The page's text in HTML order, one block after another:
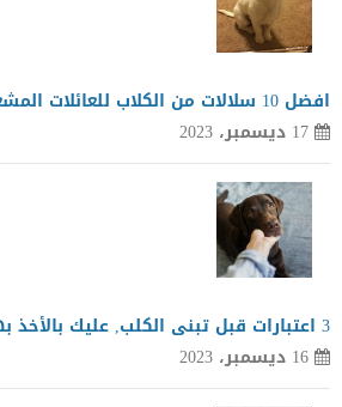
افضل 10 سلالات من الكلاب للعائلات المشغولة
17 ديسمبر، 2023
3 اعتبارات قبل تبنى الكلب, عليك بالأخذ بهم
16 ديسمبر، 2023